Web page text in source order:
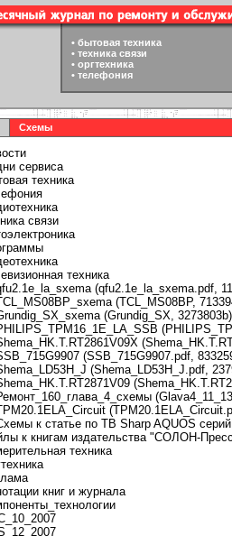
• бытовая техника
• техника связи
• оргтехника
• телефония
Схемы
сервиса
техника
связи
техника
(qfu2.1e_la_sxema.pdf,
(TCL_MS08BP,
(Grundig_SX, 3273803b)
(SSB_715G9907.pdf,
(Shema_LD53H_J.pdf,
к статье по ТВ Sharp AQUOS
к книгам издательства "СОЛОН-
техника
книг и журнала